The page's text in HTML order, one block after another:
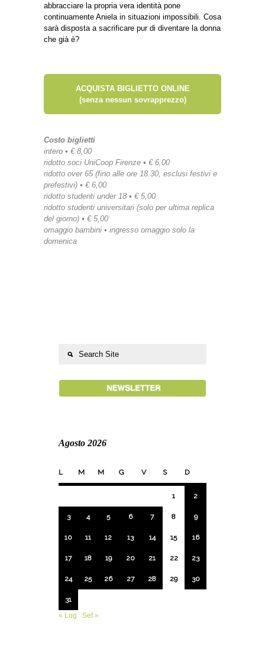
abbracciare la propria vera identità pone
continuamente Aniela in situazioni impossibili. Cosa
sarà disposta a sacrificare pur di diventare la donna
che già è?
ACQUISTA BIGLIETTO ONLINE
(senza nessun sovrapprezzo)
Costo biglietti
intero • € 8,00
ridotto soci UniCoop Firenze • € 6,00
ridotto over 65 (fino alle ore 18.30, esclusi festivi e
prefestivi) • € 6,00
ridotto studenti under 18 • € 5,00
ridotto studenti universitari (solo per ultima replica
del giorno) • € 5,00
omaggio bambini • ingresso omaggio solo la
domenica
Agosto 2026
L M M G V S D
1 2
3 4 5 6 7 8 9
10 11 12 13 14 15 16
17 18 19 20 21 22 23
24 25 26 27 28 29 30
31
« Lug
Set »